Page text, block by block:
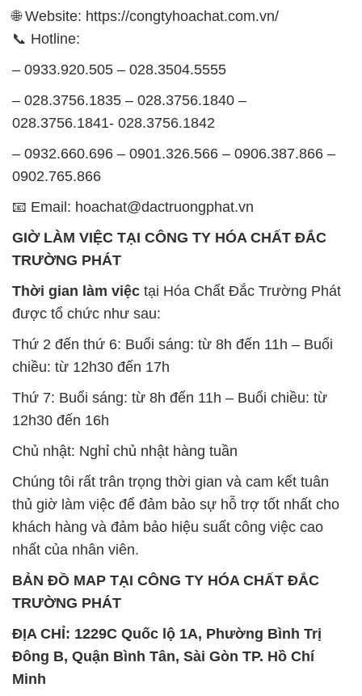
🌐 Website: https://congtyhoachat.com.vn/
📞 Hotline:
– 0933.920.505 – 028.3504.5555
– 028.3756.1835 – 028.3756.1840 –
028.3756.1841- 028.3756.1842
– 0932.660.696 – 0901.326.566 – 0906.387.866 –
0902.765.866
📧 Email: hoachat@dactruongphat.vn
GIỜ LÀM VIỆC TẠI CÔNG TY HÓA CHẤT ĐẮC
TRƯỜNG PHÁT
Thời gian làm việc tại Hóa Chất Đắc Trường Phát
được tổ chức như sau:
Thứ 2 đến thứ 6: Buổi sáng: từ 8h đến 11h – Buổi
chiều: từ 12h30 đến 17h
Thứ 7: Buổi sáng: từ 8h đến 11h – Buổi chiều: từ
12h30 đến 16h
Chủ nhật: Nghỉ chủ nhật hàng tuần
Chúng tôi rất trân trọng thời gian và cam kết tuân
thủ giờ làm việc để đảm bảo sự hỗ trợ tốt nhất cho
khách hàng và đảm bảo hiệu suất công việc cao
nhất của nhân viên.
BẢN ĐỒ MAP TẠI CÔNG TY HÓA CHẤT ĐẮC
TRƯỜNG PHÁT
ĐỊA CHỈ: 1229C Quốc lộ 1A, Phường Bình Trị
Đông B, Quận Bình Tân, Sài Gòn TP. Hồ Chí
Minh